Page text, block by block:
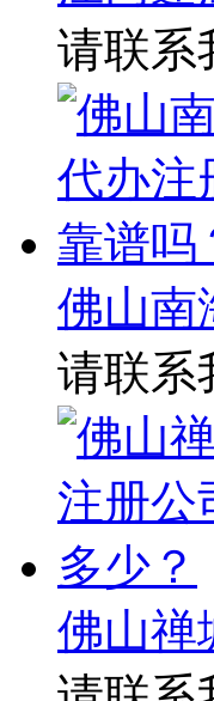
请联系
佛山南
请联系
佛山禅